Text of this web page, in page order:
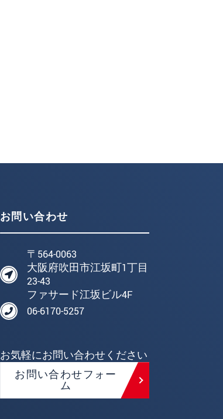
お問い合わせ
〒564-0063
大阪府吹田市江坂町1丁目
23-43
ファサード江坂ビル4F
06-6170-5257
お気軽にお問い合わせください
お問い合わせフォー
ム